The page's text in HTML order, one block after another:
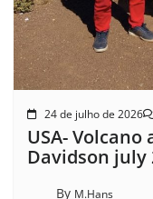
24 de julho de 2026
USA- Volcano
Davidson july
By M.Hans